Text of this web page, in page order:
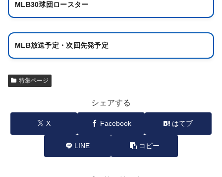
MLB30球団ロースター
MLB放送予定・次回先発予定
特集ページ
シェアする
X Facebook はてブ
LINE コピー